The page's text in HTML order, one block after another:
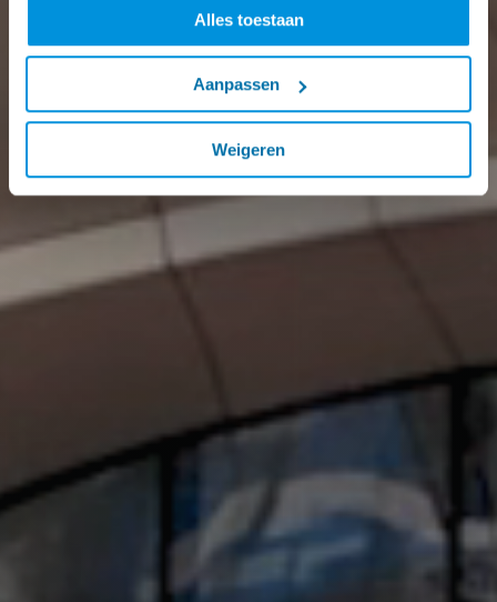
Alles toestaan
Aanpassen
Weigeren